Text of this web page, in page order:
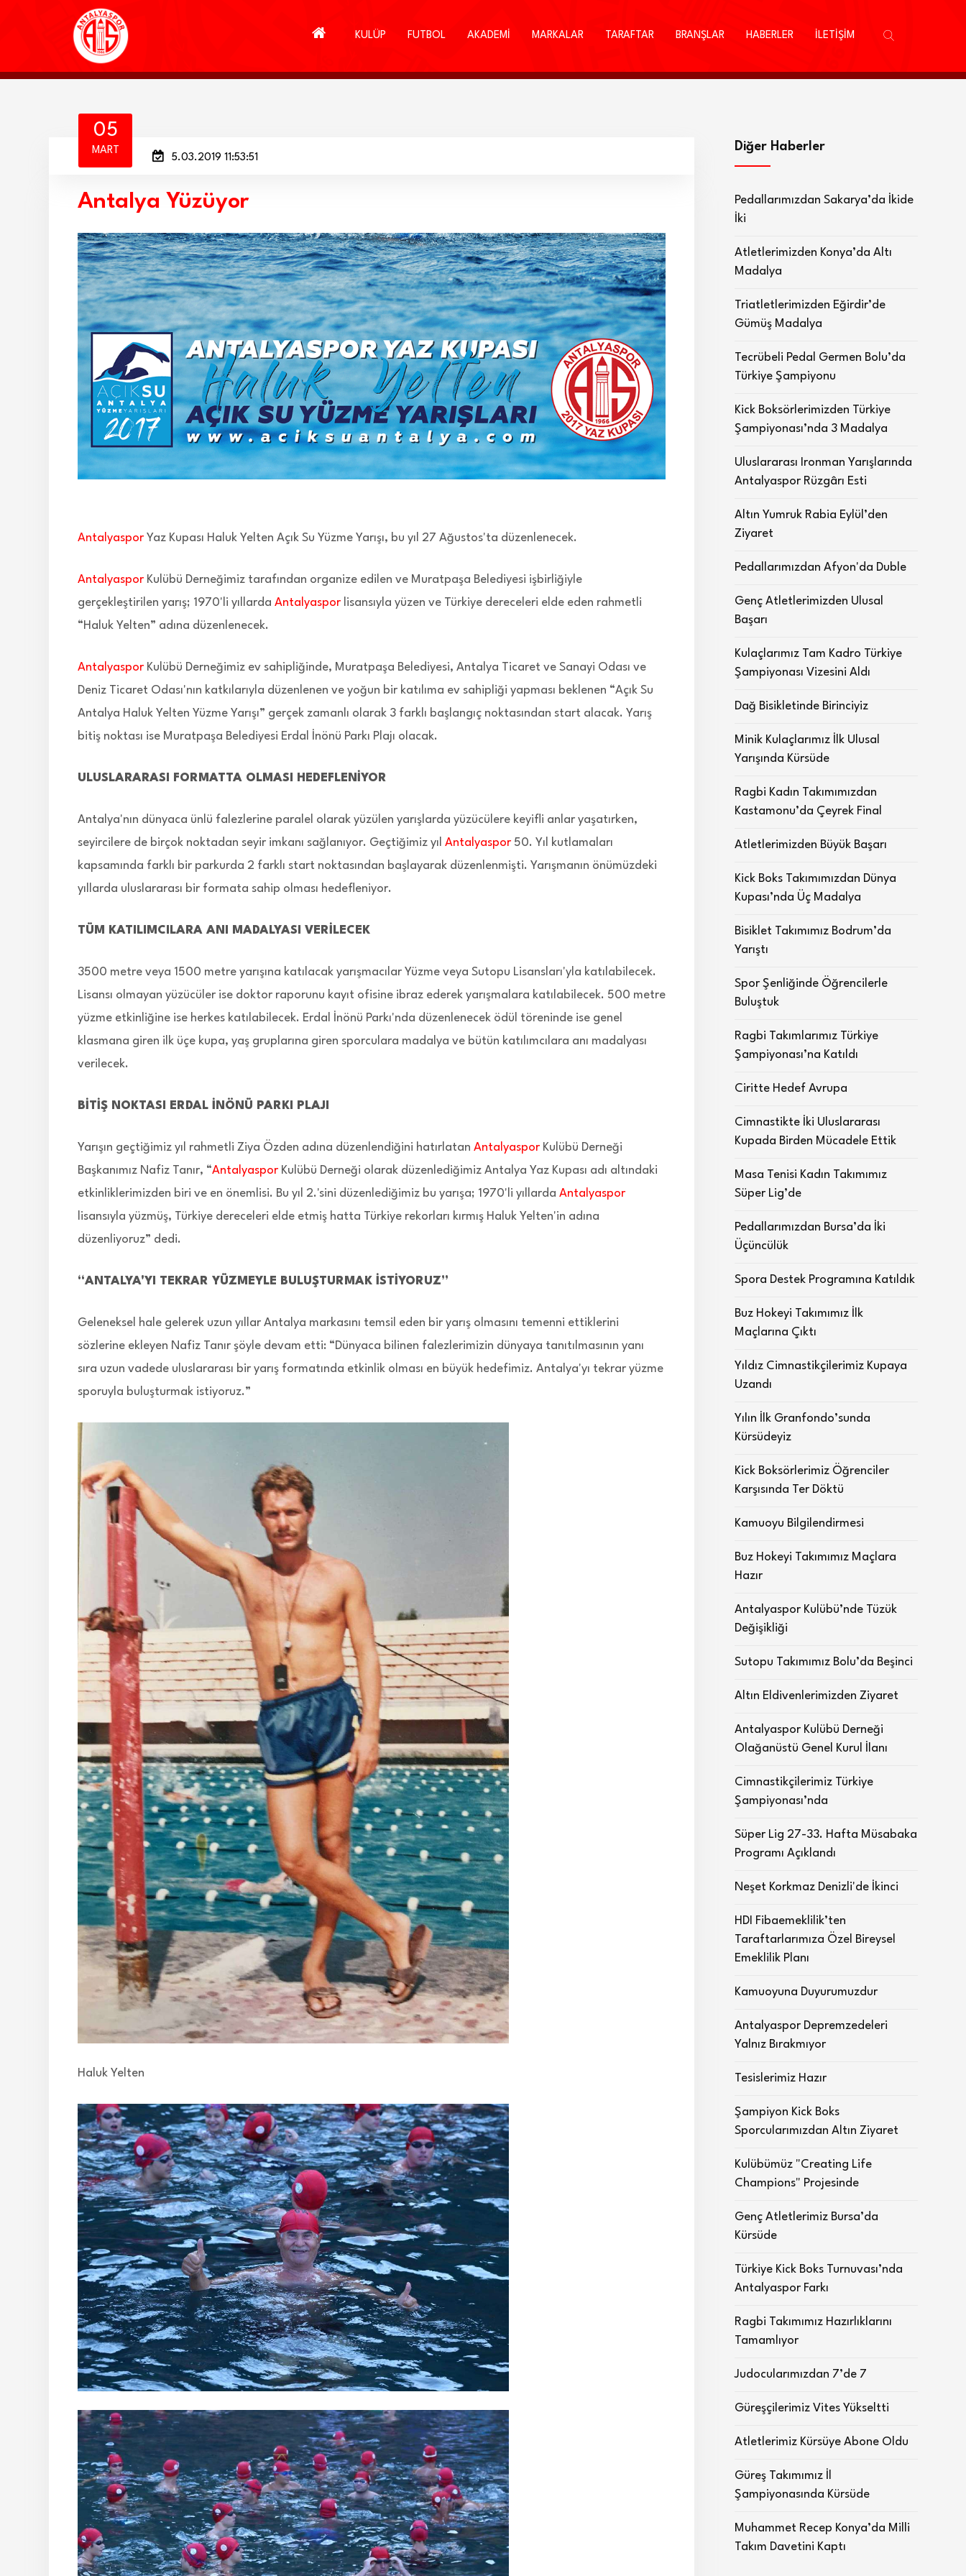
KULÜP FUTBOL AKADEMİ MARKALAR TARAFTAR BRANŞLAR HABERLER İLETİŞİM
05
MART
5.03.2019 11:53:51
Antalya Yüzüyor
Antalyaspor Yaz Kupası Haluk Yelten Açık Su Yüzme Yarışı, bu yıl 27 Ağustos'ta düzenlenecek.
Antalyaspor Kulübü Derneğimiz tarafından organize edilen ve Muratpaşa Belediyesi işbirliğiyle
gerçekleştirilen yarış; 1970'li yıllarda Antalyaspor lisansıyla yüzen ve Türkiye dereceleri elde eden rahmetli
“Haluk Yelten” adına düzenlenecek.
Antalyaspor Kulübü Derneğimiz ev sahipliğinde, Muratpaşa Belediyesi, Antalya Ticaret ve Sanayi Odası ve
Deniz Ticaret Odası'nın katkılarıyla düzenlenen ve yoğun bir katılıma ev sahipliği yapması beklenen “Açık Su
Antalya Haluk Yelten Yüzme Yarışı” gerçek zamanlı olarak 3 farklı başlangıç noktasından start alacak. Yarış
bitiş noktası ise Muratpaşa Belediyesi Erdal İnönü Parkı Plajı olacak.
ULUSLARARASI FORMATTA OLMASI HEDEFLENİYOR
Antalya'nın dünyaca ünlü falezlerine paralel olarak yüzülen yarışlarda yüzücülere keyifli anlar yaşatırken,
seyircilere de birçok noktadan seyir imkanı sağlanıyor. Geçtiğimiz yıl Antalyaspor 50. Yıl kutlamaları
kapsamında farklı bir parkurda 2 farklı start noktasından başlayarak düzenlenmişti. Yarışmanın önümüzdeki
yıllarda uluslararası bir formata sahip olması hedefleniyor.
TÜM KATILIMCILARA ANI MADALYASI VERİLECEK
3500 metre veya 1500 metre yarışına katılacak yarışmacılar Yüzme veya Sutopu Lisansları'yla katılabilecek.
Lisansı olmayan yüzücüler ise doktor raporunu kayıt ofisine ibraz ederek yarışmalara katılabilecek. 500 metre
yüzme etkinliğine ise herkes katılabilecek. Erdal İnönü Parkı'nda düzenlenecek ödül töreninde ise genel
klasmana giren ilk üçe kupa, yaş gruplarına giren sporculara madalya ve bütün katılımcılara anı madalyası
verilecek.
BİTİŞ NOKTASI ERDAL İNÖNÜ PARKI PLAJI
Yarışın geçtiğimiz yıl rahmetli Ziya Özden adına düzenlendiğini hatırlatan Antalyaspor Kulübü Derneği
Başkanımız Nafiz Tanır, “Antalyaspor Kulübü Derneği olarak düzenlediğimiz Antalya Yaz Kupası adı altındaki
etkinliklerimizden biri ve en önemlisi. Bu yıl 2.'sini düzenlediğimiz bu yarışa; 1970'li yıllarda Antalyaspor
lisansıyla yüzmüş, Türkiye dereceleri elde etmiş hatta Türkiye rekorları kırmış Haluk Yelten'in adına
düzenliyoruz” dedi.
“ANTALYA'YI TEKRAR YÜZMEYLE BULUŞTURMAK İSTİYORUZ”
Geleneksel hale gelerek uzun yıllar Antalya markasını temsil eden bir yarış olmasını temenni ettiklerini
sözlerine ekleyen Nafiz Tanır şöyle devam etti: “Dünyaca bilinen falezlerimizin dünyaya tanıtılmasının yanı
sıra uzun vadede uluslararası bir yarış formatında etkinlik olması en büyük hedefimiz. Antalya'yı tekrar yüzme
sporuyla buluşturmak istiyoruz.”
Haluk Yelten
Diğer Haberler
Pedallarımızdan Sakarya’da İkide
İki
Atletlerimizden Konya’da Altı
Madalya
Triatletlerimizden Eğirdir’de
Gümüş Madalya
Tecrübeli Pedal Germen Bolu’da
Türkiye Şampiyonu
Kick Boksörlerimizden Türkiye
Şampiyonası’nda 3 Madalya
Uluslararası Ironman Yarışlarında
Antalyaspor Rüzgârı Esti
Altın Yumruk Rabia Eylül’den
Ziyaret
Pedallarımızdan Afyon'da Duble
Genç Atletlerimizden Ulusal
Başarı
Kulaçlarımız Tam Kadro Türkiye
Şampiyonası Vizesini Aldı
Dağ Bisikletinde Birinciyiz
Minik Kulaçlarımız İlk Ulusal
Yarışında Kürsüde
Ragbi Kadın Takımımızdan
Kastamonu’da Çeyrek Final
Atletlerimizden Büyük Başarı
Kick Boks Takımımızdan Dünya
Kupası’nda Üç Madalya
Bisiklet Takımımız Bodrum’da
Yarıştı
Spor Şenliğinde Öğrencilerle
Buluştuk
Ragbi Takımlarımız Türkiye
Şampiyonası’na Katıldı
Ciritte Hedef Avrupa
Cimnastikte İki Uluslararası
Kupada Birden Mücadele Ettik
Masa Tenisi Kadın Takımımız
Süper Lig’de
Pedallarımızdan Bursa’da İki
Üçüncülük
Spora Destek Programına Katıldık
Buz Hokeyi Takımımız İlk
Maçlarına Çıktı
Yıldız Cimnastikçilerimiz Kupaya
Uzandı
Yılın İlk Granfondo’sunda
Kürsüdeyiz
Kick Boksörlerimiz Öğrenciler
Karşısında Ter Döktü
Kamuoyu Bilgilendirmesi
Buz Hokeyi Takımımız Maçlara
Hazır
Antalyaspor Kulübü’nde Tüzük
Değişikliği
Sutopu Takımımız Bolu’da Beşinci
Altın Eldivenlerimizden Ziyaret
Antalyaspor Kulübü Derneği
Olağanüstü Genel Kurul İlanı
Cimnastikçilerimiz Türkiye
Şampiyonası’nda
Süper Lig 27-33. Hafta Müsabaka
Programı Açıklandı
Neşet Korkmaz Denizli'de İkinci
HDI Fibaemeklilik’ten
Taraftarlarımıza Özel Bireysel
Emeklilik Planı
Kamuoyuna Duyurumuzdur
Antalyaspor Depremzedeleri
Yalnız Bırakmıyor
Tesislerimiz Hazır
Şampiyon Kick Boks
Sporcularımızdan Altın Ziyaret
Kulübümüz "Creating Life
Champions" Projesinde
Genç Atletlerimiz Bursa’da
Kürsüde
Türkiye Kick Boks Turnuvası’nda
Antalyaspor Farkı
Ragbi Takımımız Hazırlıklarını
Tamamlıyor
Judocularımızdan 7’de 7
Güreşçilerimiz Vites Yükseltti
Atletlerimiz Kürsüye Abone Oldu
Güreş Takımımız İl
Şampiyonasında Kürsüde
Muhammet Recep Konya’da Milli
Takım Davetini Kaptı